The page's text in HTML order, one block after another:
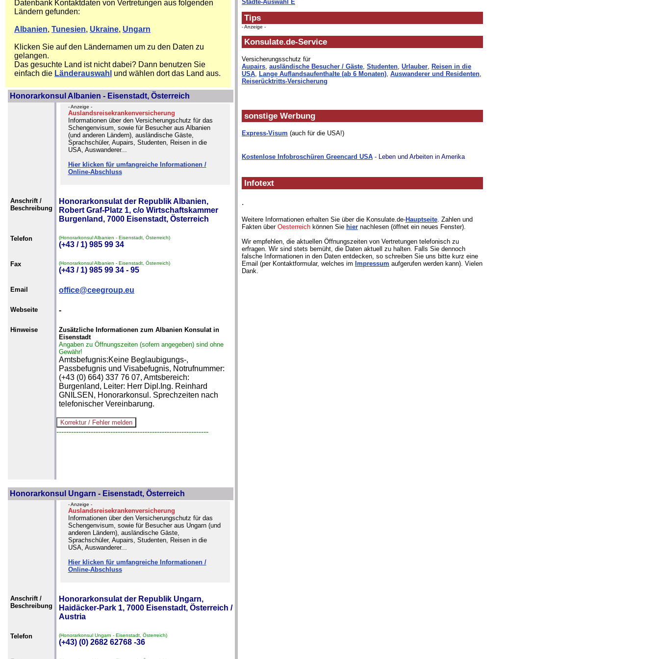
Datenbank Kontaktdaten von Vertretungen aus folgenden
Ländern gefunden:
Albanien, Tunesien, Ukraine, Ungarn
Klicken Sie auf den Ländernamen um zu den Daten zu
gelangen.
Das gesuchte Land ist nicht dabei? Dann benutzen Sie
einfach die Länderauswahl und wählen dort das Land aus.
Honorarkonsul Albanien - Eisenstadt, Österreich
- Anzeige -
Auslandsreisekrankenversicherung
Informationen über den Versicherungschutz für das
Schengenvisum, sowie für Besucher aus Albanien
(und anderen Ländern), ausländische Gäste,
Sprachschüler, Aupairs, Studenten, Reisen in die
USA, Auswanderer...
Hier klicken für umfangreiche Informationen /
Online-Abschluss
Anschrift /
Beschreibung
Honorarkonsulat der Republik Albanien,
Robert Graf-Platz 1, c/o Wirtschaftskammer
Burgenland, 7000 Eisenstadt, Österreich
Telefon (Honorarkonsul Albanien - Eisenstadt, Österreich)
(+43 / 1) 985 99 34
Fax (Honorarkonsul Albanien - Eisenstadt, Österreich)
(+43 / 1) 985 99 34 - 95
Email office@ceegroup.eu
Webseite -
Hinweise
Zusätzliche Informationen zum Albanien Konsulat in
Eisenstadt
Angaben zu Öffnungszeiten (sofern angegeben) sind ohne
Gewähr!
Amtsbefugnis:Keine Beglaubigungs-,
Passbefugnis und Visabefugnis, Notrufnummer:
(+43 (0) 664) 337 76 07, Amtsbereich:
Burgenland, Leiter: Herr Dipl.Ing. Reinhard
GNILSEN, Honorarkonsul. Sprechzeiten nach
telefonischer Vereinbarung.
--------------------------------------------------------------
Honorarkonsul Ungarn - Eisenstadt, Österreich
- Anzeige -
Auslandsreisekrankenversicherung
Informationen über den Versicherungschutz für das
Schengenvisum, sowie für Besucher aus Ungarn (und
anderen Ländern), ausländische Gäste,
Sprachschüler, Aupairs, Studenten, Reisen in die
USA, Auswanderer...
Hier klicken für umfangreiche Informationen /
Online-Abschluss
Anschrift /
Beschreibung
Honorarkonsulat der Republik Ungarn,
Haidäcker-Park 1, 7000 Eisenstadt, Österreich /
Austria
Telefon (Honorarkonsul Ungarn - Eisenstadt, Österreich)
(+43) (0) 2682 62768 -36
Städte-Auswahl E
Tips
- Anzeige -
Konsulate.de-Service
Versicherungsschutz für
Aupairs, ausländische Besucher / Gäste, Studenten, Urlauber, Reisen in die
USA, Lange Auflandsaufenthalte (ab 6 Monaten), Auswanderer und Residenten,
Reiserücktritts-Versicherung
sonstige Werbung
Express-Visum (auch für die USA!)
Kostenlose Infobroschüren Greencard USA - Leben und Arbeiten in Amerika
Infotext
.
Weitere Informationen erhalten Sie über die Konsulate.de-Hauptseite. Zahlen und
Fakten über Oesterreich können Sie hier nachlesen (öffnet ein neues Fenster).
Wir empfehlen, die aktuellen Öffnungszeiten von Vertretungen telefonisch zu
erfragen. Wir sind stets bemüht, die Daten aktuell zu halten. Falls Sie dennoch
falsche Informationen in den Daten entdecken, so schreiben Sie uns bitte kurz eine
Email (per Kontaktformular, welches im Impressum aufgerufen werden kann). Vielen
Dank.